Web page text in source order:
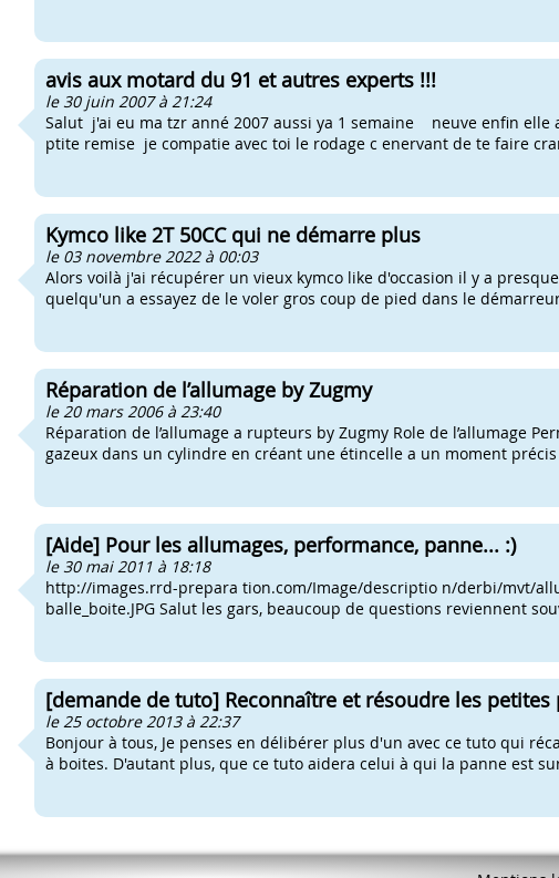
avis aux motard du 91 et autres experts !!!
le 30 juin 2007 à 21:24
Salut j'ai eu ma tzr anné 2007 aussi ya 1 semaine neuve enfin elle
ptite remise je compatie avec toi le rodage c enervant de te faire
Kymco like 2T 50CC qui ne démarre plus
le 03 novembre 2022 à 00:03
Alors voilà j'ai récupérer un vieux kymco like d'occasion il y a
quelqu'un a essayez de le voler gros coup de pied dans le
Réparation de l’allumage by Zugmy
le 20 mars 2006 à 23:40
Réparation de l’allumage a rupteurs by Zugmy Role de l’allumage
gazeux dans un cylindre en créant une étincelle a un moment
[Aide] Pour les allumages, performance, panne... :)
le 30 mai 2011 à 18:18
http://images.rrd-prepara tion.com/Image/descriptio n/derbi/mvt/
balle_boite.JPG Salut les gars, beaucoup de questions reviennent
[demande de tuto] Reconnaître et résoudre les petites
le 25 octobre 2013 à 22:37
Bonjour à tous, Je penses en délibérer plus d'un avec ce tuto qui
à boites. D'autant plus, que ce tuto aidera celui à qui la panne est